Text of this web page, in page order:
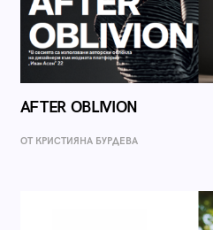
AFTER OBLIVION
ОТ КРИСТИЯНА БУРДЕВА